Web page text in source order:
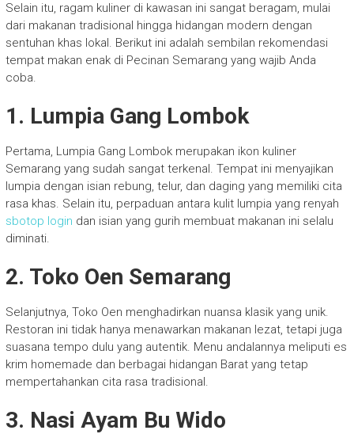
Selain itu, ragam kuliner di kawasan ini sangat beragam, mulai
dari makanan tradisional hingga hidangan modern dengan
sentuhan khas lokal. Berikut ini adalah sembilan rekomendasi
tempat makan enak di Pecinan Semarang yang wajib Anda
coba.
1. Lumpia Gang Lombok
Pertama, Lumpia Gang Lombok merupakan ikon kuliner
Semarang yang sudah sangat terkenal. Tempat ini menyajikan
lumpia dengan isian rebung, telur, dan daging yang memiliki cita
rasa khas. Selain itu, perpaduan antara kulit lumpia yang renyah
sbotop login dan isian yang gurih membuat makanan ini selalu
diminati.
2. Toko Oen Semarang
Selanjutnya, Toko Oen menghadirkan nuansa klasik yang unik.
Restoran ini tidak hanya menawarkan makanan lezat, tetapi juga
suasana tempo dulu yang autentik. Menu andalannya meliputi es
krim homemade dan berbagai hidangan Barat yang tetap
mempertahankan cita rasa tradisional.
3. Nasi Ayam Bu Wido